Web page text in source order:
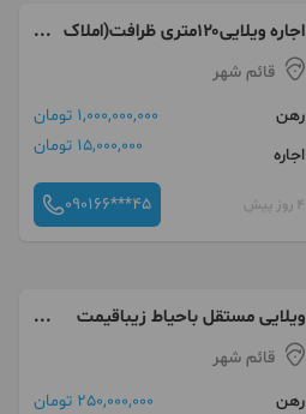
اجاره ویلایی۱۲۰متری ظرافت(املاک
مدرن)قائم شهر
رهن
1,000,000,000 تومان
اجاره
15,000,000 تومان
4 روز پیش 090166***45
ویلایی مستقل باحیاط زیباقیمت
بینظیرقائم شهر
رهن
250,000,000 تومان